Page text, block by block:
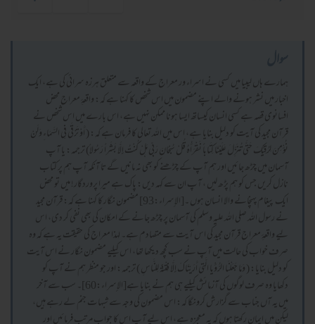
ہمارے ہاں لیبیا میں کسی نے اسراء ور معراج کے واقعہ سے متعلق ہرزہ سرائی کی ہے، ایک
اخبار میں نشر ہونے والے اپنے مضمون میں اس شخص کا کہنا ہے کہ: واقعۂِ معراج محض
افسانوی قصہ ہے کسی انسان کیساتھ ایسا ہونا ممکن نہیں ہے، اس بارے میں اس شخص نے
قرآن مجید کی آیت کو دلیل بنایا ہے، اس میں اللہ تعالی کا فرمان ہے کہ: ( أَوْ تَرْقَى فِي السَّمَاءِ وَلَنْ
نُؤْمِنَ لِرُقِيِّكَ حَتَّى تُنَزِّلَ عَلَيْنَا كِتَاباً نَقْرَأُهُ قُلْ سُبْحَانَ رَبِّي هَلْ كُنْتُ إِلَّا بَشَراً رَسُولاً) ترجمہ: یا آپ
آسمان میں چڑھ جائیں اور ہم آپ کے چڑھنے کو بھی نہ مانیں گے تا آنکہ آپ ہم پر کتاب
نازل کریں جس کو ہم پڑھ لیں ، آپ ان سے کہہ دیں: پاک ہے میرا پروردگار! میں تو محض
ایک پیغام پہنچانے والا انسان ہوں ۔[الإسراء:93] مضمون نگار کا کہنا ہے کہ: قرآن مجید
نے رسول اللہ صلی اللہ علیہ وسلم کی آسمان پر چڑھ جانے کے امکان کی بھی نفی کر دی، اس
لیے واقعۂِ معراج قرآن مجید کی اس آیت سے متصادم ہے۔ لہذا معراج کی حقیقت یہ ہے کہ وہ
صرف خواب کی حالت میں آپ نے سب کچھ دیکھا تھا، اس کیلیے مضمون نگار نے اس آیت
کو دلیل بنایا: ( وَمَا جَعَلْنَا الرُّؤْيا الَّتِي أَرَيْنَاكَ إِلَّا فِتْنَةً لِلنَّاسِ ) ترجمہ: اور جو منظر ہم نے آپ کو
دکھایا وہ صرف لوگوں کی آزمائش کیلیے ہی ہم نے بنایا ہے[الإسراء:60]۔ سب سے آخر
میں یہ آں جناب سے گزارش کرونگا کہ: اس مضمون کی وجہ سے شبہات جنم لے رہے ہیں،